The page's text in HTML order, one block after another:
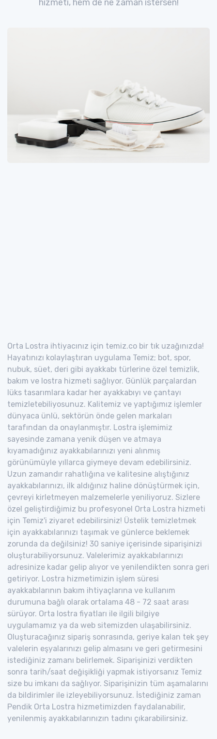
hizmeti, hem de ne zaman istersen!
Orta Lostra ihtiyacınız için temiz.co bir tık uzağınızda!
Hayatınızı kolaylaştıran uygulama Temiz; bot, spor,
nubuk, süet, deri gibi ayakkabı türlerine özel temizlik,
bakım ve lostra hizmeti sağlıyor. Günlük parçalardan
lüks tasarımlara kadar her ayakkabıyı ve çantayı
temizletebiliyosunuz. Kalitemiz ve yaptığımız işlemler
dünyaca ünlü, sektörün önde gelen markaları
tarafından da onaylanmıştır. Lostra işlemimiz
sayesinde zamana yenik düşen ve atmaya
kıyamadığınız ayakkabılarınızı yeni alınmış
görünümüyle yıllarca giymeye devam edebilirsiniz.
Uzun zamandır rahatlığına ve kalitesine alıştığınız
ayakkabılarınızı, ilk aldığınız haline dönüştürmek için,
çevreyi kirletmeyen malzemelerle yeniliyoruz. Sizlere
özel geliştirdiğimiz bu profesyonel Orta Lostra hizmeti
için Temiz'i ziyaret edebilirsiniz! Üstelik temizletmek
için ayakkabılarınızı taşımak ve günlerce beklemek
zorunda da değilsiniz! 30 saniye içerisinde siparişinizi
oluşturabiliyorsunuz. Valelerimiz ayakkabılarınızı
adresinize kadar gelip alıyor ve yenilendikten sonra geri
getiriyor. Lostra hizmetimizin işlem süresi
ayakkabılarının bakım ihtiyaçlarına ve kullanım
durumuna bağlı olarak ortalama 48 - 72 saat arası
sürüyor. Orta lostra fiyatları ile ilgili bilgiye
uygulamamız ya da web sitemizden ulaşabilirsiniz.
Oluşturacağınız sipariş sonrasında, geriye kalan tek şey
valelerin eşyalarınızı gelip almasını ve geri getirmesini
istediğiniz zamanı belirlemek. Siparişinizi verdikten
sonra tarih/saat değişikliği yapmak istiyorsanız Temiz
size bu imkanı da sağlıyor. Siparişinizin tüm aşamalarını
da bildirimler ile izleyebiliyorsunuz. İstediğiniz zaman
Pendik Orta Lostra hizmetimizden faydalanabilir,
yenilenmiş ayakkabılarınızın tadını çıkarabilirsiniz.